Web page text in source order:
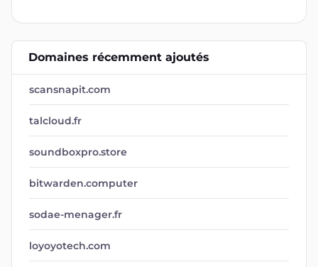
Domaines récemment ajoutés
scansnapit.com
talcloud.fr
soundboxpro.store
bitwarden.computer
sodae-menager.fr
loyoyotech.com